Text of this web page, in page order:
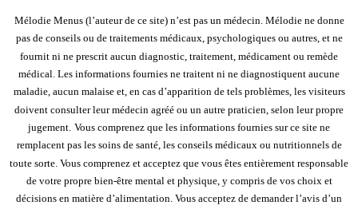
Mélodie Menus (l’auteur de ce site) n’est pas un médecin. Mélodie ne donne
pas de conseils ou de traitements médicaux, psychologiques ou autres, et ne
fournit ni ne prescrit aucun diagnostic, traitement, médicament ou remède
médical. Les informations fournies ne traitent ni ne diagnostiquent aucune
maladie, aucun malaise et, en cas d’apparition de tels problèmes, les visiteurs
doivent consulter leur médecin agréé ou un autre praticien, selon leur propre
jugement. Vous comprenez que les informations fournies sur ce site ne
remplacent pas les soins de santé, les conseils médicaux ou nutritionnels de
toute sorte. Vous comprenez et acceptez que vous êtes entièrement responsable
de votre propre bien-être mental et physique, y compris de vos choix et
décisions en matière d’alimentation. Vous acceptez de demander l’avis d’un